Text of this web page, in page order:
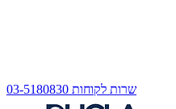
שרות לקוחות 03-5180830